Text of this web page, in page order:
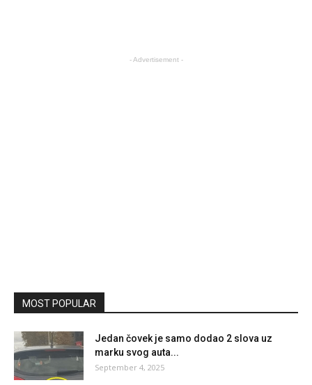
- Advertisement -
MOST POPULAR
Jedan čovek je samo dodao 2 slova uz
marku svog auta...
September 4, 2025